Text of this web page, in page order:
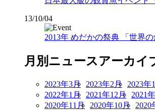
13/10/04
2013年 めだかの祭典 「世界
月別ニュースアーカイ
2023年3月 2023年2月 2023年
2022年1月
2021年12月 2021
2020年11月
2020年10月 2020